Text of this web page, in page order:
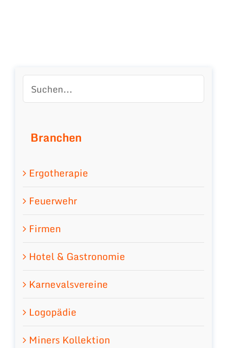
Branchen
Ergotherapie
Feuerwehr
Firmen
Hotel & Gastronomie
Karnevalsvereine
Logopädie
Miners Kollektion